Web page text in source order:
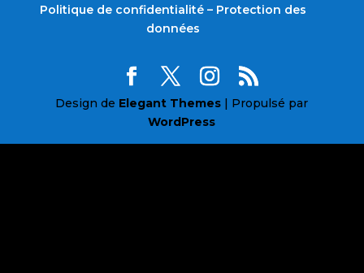
Politique de confidentialité – Protection des
données
Design de Elegant Themes | Propulsé par
WordPress